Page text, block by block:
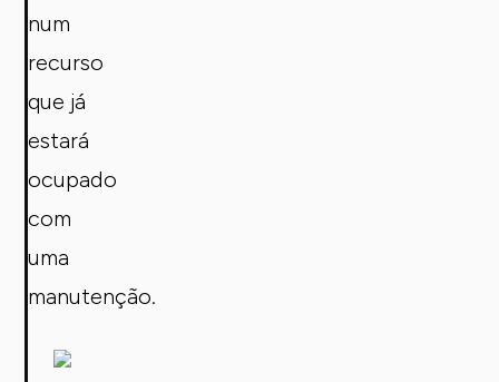
num
recurso
que já
estará
ocupado
com
uma
manutenção.